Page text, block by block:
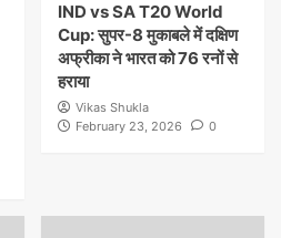
IND vs SA T20 World
Cup: सुपर-8 मुकाबले में दक्षिण
अफ्रीका ने भारत को 76 रनों से
हराया
Vikas Shukla
February 23, 2026
0